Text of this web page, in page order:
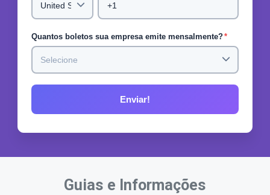
Quantos boletos sua empresa emite mensalmente?*
Guias e Informações